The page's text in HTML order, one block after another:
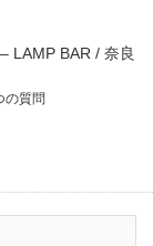
LAMP BAR / 奈良
の質問